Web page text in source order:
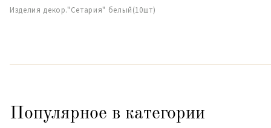
Изделия декор."Сетария" белый(10шт)
Популярное в категории